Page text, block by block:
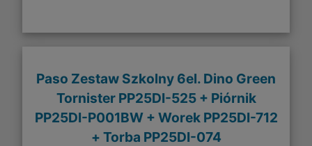
Paso Zestaw Szkolny 6el. Dino Green
Tornister PP25DI-525 + Piórnik
PP25DI-P001BW + Worek PP25DI-712
+ Torba PP25DI-074